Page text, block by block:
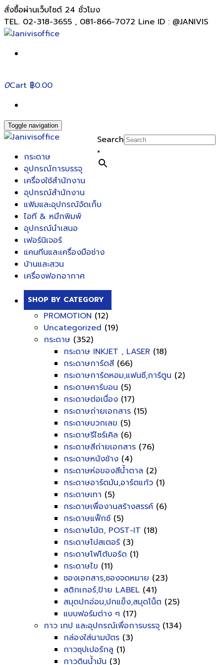
สั่งซื้อผ่านเว็บไซต์ 24 ชั่วโมง
TEL. 02-318-3655 , 081-866-7072 Line ID : @JANIVIS
0Cart ฿0.00
Toggle navigation
Search
×
กระดาษ
อุปกรณ์การบรรจุ
เครื่องใช้สำนักงาน
อุปกรณ์สำนักงาน
แฟ้มและอุปกรณ์จัดเก็บ
ไอที & หมึกพิมพ์
อุปกรณ์นำเสนอ
เฟอร์นิเจอร์
แคนทีนและเครื่องมือช่าง
บ้านและสวน
เครื่องฟอกอากาศ
SHOP BY CATEGORY
PROMOTION (12)
Uncategorized (19)
กระดาษ (352)
กระดาษ INKJET , LASER (18)
กระดาษการ์ดสี (66)
กระดาษการ์ดหอม,แฟนซี,การ์ตูน (2)
กระดาษคาร์บอน (5)
กระดาษต่อเนื่อง (17)
กระดาษถ่ายเอกสาร (15)
กระดาษบวกเลข (5)
กระดาษรีไซร์เคิล (6)
กระดาษสีถ่ายเอกสาร (76)
กระดาษหนังช้าง (4)
กระดาษห่อของสีน้ำตาล (2)
กระดาษอาร์ตมัน,อาร์ตแก้ว (1)
กระดาษเทา (5)
กระดาษเพื่องานสร้างสรรค์ (6)
กระดาษแฟ็กซ์ (5)
กระดาษโน้ต, POST-IT (18)
กระดาษโปสเตอร์ (3)
กระดาษโฟโต้บอร์ด (1)
กระดาษไข (11)
ซองเอกสาร,ซองจดหมาย (23)
สติกเกอร์,ป้าย LABEL (41)
สมุดปกอ่อน,ปกแข็ง,สมุดโน็ต (25)
แบบฟอร์มต่าง ๆ (17)
กาว เทป และอุปกรณ์เพื่อการบรรจุ (134)
กล่องใส่นามบัตร (3)
กาวซุปเปอร์กลู (1)
กาวดินน้ำมัน (3)